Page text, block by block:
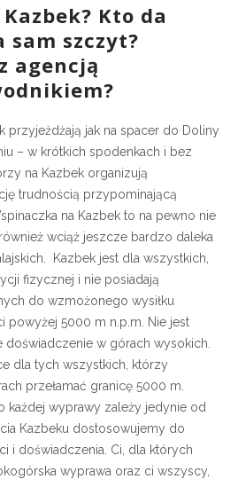
Kto da
sam szczyt?
agencją
przyjeżdżają jak na spacer do Doliny
– w krótkich spodenkach i bez
na Kazbek organizują
trudnością przypominającą
na Kazbek to na pewno nie
wciąż jeszcze bardzo daleka
Kazbek jest dla wszystkich,
fizycznej i nie posiadają
do wzmożonego wysiłku
powyżej 5000 m n.p.m. Nie jest
doświadczenie w górach wysokich.
dla tych wszystkich, którzy
przełamać granicę 5000 m.
każdej wyprawy zależy jedynie od
Kazbeku dostosowujemy do
i doświadczenia. Ci, dla których
wyprawa oraz ci wszyscy,